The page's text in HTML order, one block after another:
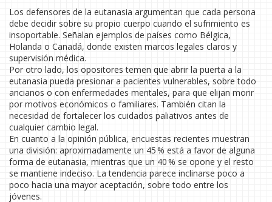
Los defensores de la eutanasia argumentan que cada persona
debe decidir sobre su propio cuerpo cuando el sufrimiento es
insoportable. Señalan ejemplos de países como Bélgica,
Holanda o Canadá, donde existen marcos legales claros y
supervisión médica.
Por otro lado, los opositores temen que abrir la puerta a la
eutanasia pueda presionar a pacientes vulnerables, sobre todo
ancianos o con enfermedades mentales, para que elijan morir
por motivos económicos o familiares. También citan la
necesidad de fortalecer los cuidados paliativos antes de
cualquier cambio legal.
En cuanto a la opinión pública, encuestas recientes muestran
una división: aproximadamente un 45 % está a favor de alguna
forma de eutanasia, mientras que un 40 % se opone y el resto
se mantiene indeciso. La tendencia parece inclinarse poco a
poco hacia una mayor aceptación, sobre todo entre los
jóvenes.